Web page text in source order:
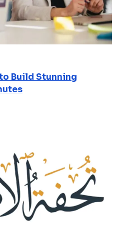
Build Stunning